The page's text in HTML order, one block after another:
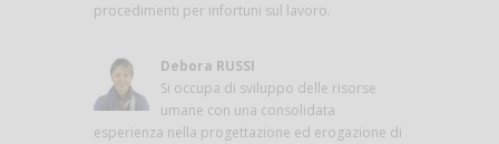
procedimenti per infortuni sul lavoro.
Debora RUSSI
Si occupa di sviluppo delle risorse
umane con una consolidata
esperienza nella progettazione ed erogazione di